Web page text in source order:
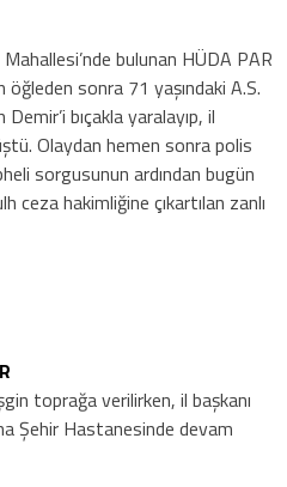
bulunan HÜDA PAR
öğleden sonra 71 yaşındaki A.S.
Demir’i bıçakla yaralayıp, il
Olaydan hemen sonra polis
sorgusunun ardından bugün
hakimliğine çıkartılan zanlı
toprağa verilirken, il başkanı
Şehir Hastanesinde devam